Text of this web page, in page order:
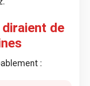
diraient de
: